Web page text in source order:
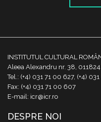
INSTITUTUL CULTURAL
Aleea Alexandru nr. 38,
Tel.: (+4) 031 71 00 627, (+4)
Fax: (+4) 031 71 00 607
E-mail: icr@icr.ro
DESPRE NOI